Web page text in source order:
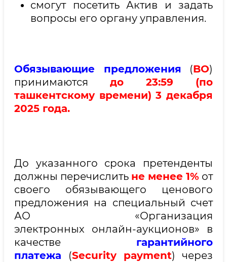
смогут посетить Актив и задать
вопросы его органу управления.
Обязывающие предложения (BO)
принимаются до 23:59 (по
ташкентскому времени) 3 декабря
2025 года.
До указанного срока претенденты
должны перечислить не менее 1% от
своего обязывающего ценового
предложения на специальный счет
АО «Организация
электронных онлайн-аукционов» в
качестве гарантийного
платежа (Security payment) через